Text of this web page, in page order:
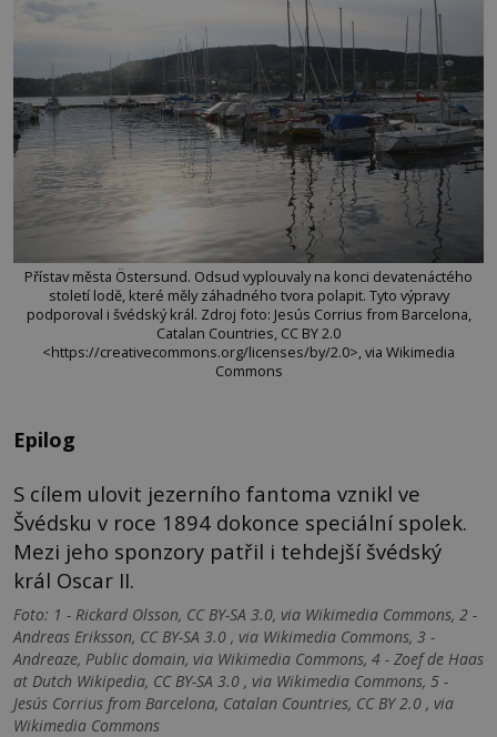
Přístav města Östersund. Odsud vyplouvaly na konci devatenáctého
století lodě, které měly záhadného tvora polapit. Tyto výpravy
podporoval i švédský král. Zdroj foto: Jesús Corrius from Barcelona,
Catalan Countries, CC BY 2.0
<https://creativecommons.org/licenses/by/2.0>, via Wikimedia
Commons
Epilog
S cílem ulovit jezerního fantoma vznikl ve
Švédsku v roce 1894 dokonce speciální spolek.
Mezi jeho sponzory patřil i tehdejší švédský
král Oscar II.
Foto: 1 - Rickard Olsson, CC BY-SA 3.0, via Wikimedia Commons, 2 -
Andreas Eriksson, CC BY-SA 3.0 , via Wikimedia Commons, 3 -
Andreaze, Public domain, via Wikimedia Commons, 4 - Zoef de Haas
at Dutch Wikipedia, CC BY-SA 3.0 , via Wikimedia Commons, 5 -
Jesús Corrius from Barcelona, Catalan Countries, CC BY 2.0 , via
Wikimedia Commons